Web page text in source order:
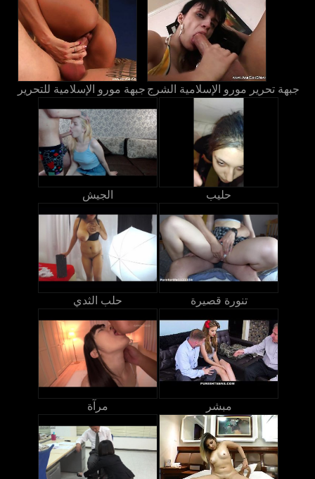
جبهة مورو الإسلامية للتحرير جبهة تحرير مورو الإسلامية الشرج
الجيش حليب
حلب الثدي تنورة قصيرة
مرآة مبشر